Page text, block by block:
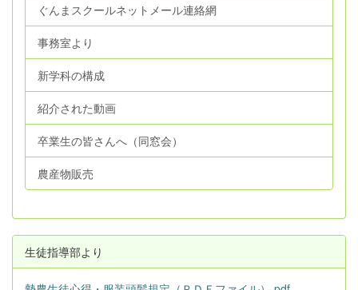
ぐんまスクールネットメール連絡網
事務室より
新学科の構成
紹介された動画
卒業生の皆さんへ（同窓会）
農産物販売
生徒指導部より